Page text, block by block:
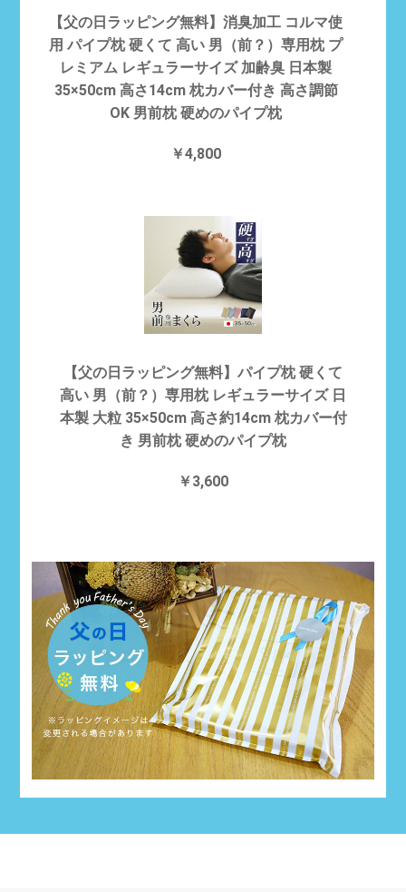
【父の日ラッピング無料】消臭加工 コルマ使
用 パイプ枕 硬くて 高い 男（前？）専用枕 プ
レミアム レギュラーサイズ 加齢臭 日本製
35×50cm 高さ14cm 枕カバー付き 高さ調節
OK 男前枕 硬めのパイプ枕
￥4,800
【父の日ラッピング無料】パイプ枕 硬くて
高い 男（前？）専用枕 レギュラーサイズ 日
本製 大粒 35×50cm 高さ約14cm 枕カバー付
き 男前枕 硬めのパイプ枕
￥3,600